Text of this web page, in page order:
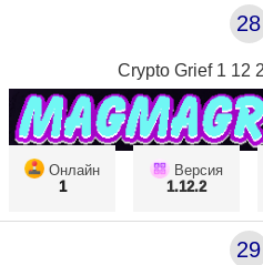
28
Crypto Grief 1 12
Онлайн
1
Версия
1.12.2
29